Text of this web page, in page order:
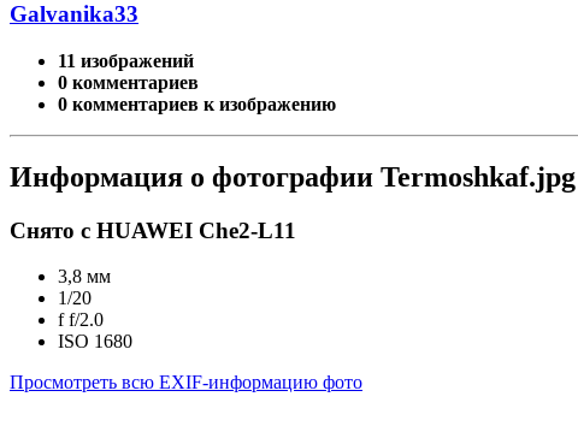
Galvanika33
11 изображений
0 комментариев
0 комментариев к изображению
Информация о фотографии Termoshkaf.jpg
Снято с HUAWEI Che2-L11
3,8 мм
1/20
ff/2.0
ISO 1680
Просмотреть всю EXIF-информацию фото